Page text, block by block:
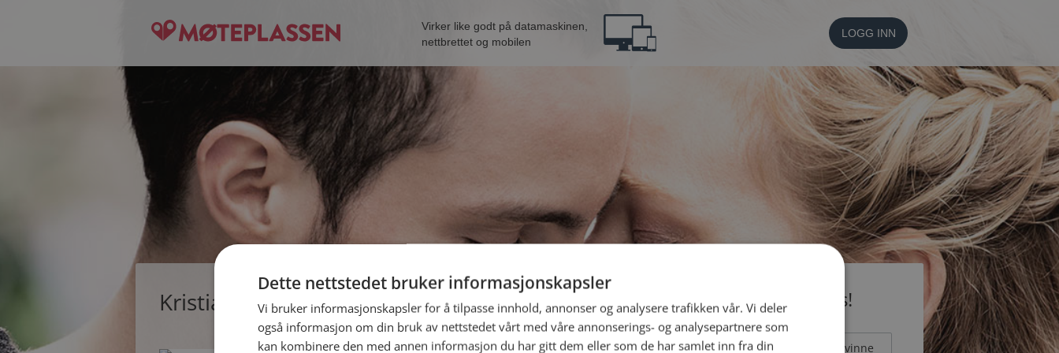
Virker like godt på datamaskinen,
nettbrettet og mobilen
LOGG INN
Kristian, single mann fra Vennesla Bli medlem gratis!
Jeg er en: Mann Kvinne
Dette nettstedet bruker informasjonskapsler
Vi bruker informasjonskapsler for å tilpasse innhold, annonser og analysere trafikken vår. Vi deler
også informasjon om din bruk av nettstedet vårt med våre annonserings- og analysepartnere som
kan kombinere den med annen informasjon du har gitt dem eller som de har samlet inn fra din